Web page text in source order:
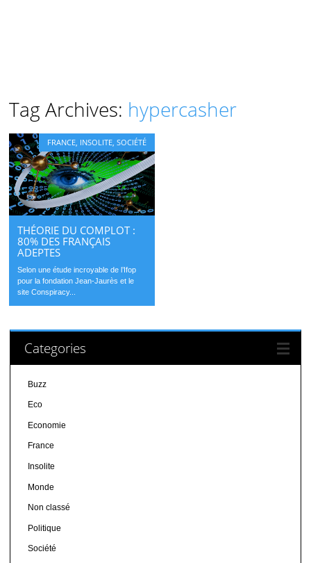
Tag Archives: hypercasher
FRANCE INSOLITE ,SOCIÉTÉ
THÉORIE DU COMPLOT :
80% DES FRANÇAIS
ADEPTES
Selon une étude incroyable de l’Ifop
pour la fondation Jean-Jaurès et le
site Conspiracy...
Categories
Buzz
Eco
Economie
France
Insolite
Monde
Non classé
Politique
Société